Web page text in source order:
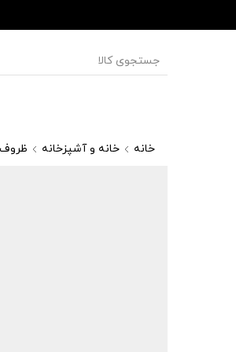
خانه خانه و آشپزخانه